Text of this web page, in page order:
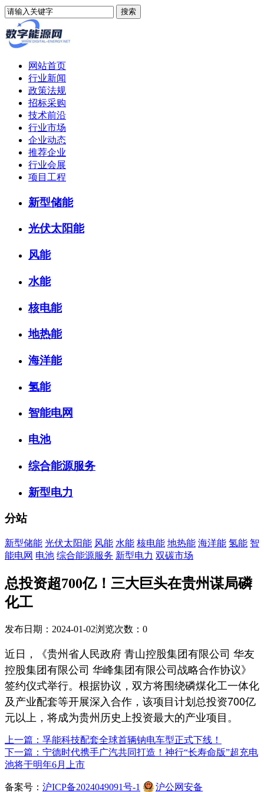
网站首页
行业新闻
政策法规
招标采购
技术前沿
行业市场
企业动态
推荐企业
行业会展
项目工程
新型储能
光伏太阳能
风能
水能
核电能
地热能
海洋能
氢能
智能电网
电池
综合能源服务
新型电力
分站
新型储能 光伏太阳能 风能 水能 核电能 地热能 海洋能 氢能 智
能电网 电池 综合能源服务 新型电力 双碳市场
总投资超700亿！三大巨头在贵州谋局磷
化工
发布日期：2024-01-02浏览次数： 0
近日，《贵州省人民政府 青山控股集团有限公司 华友
控股集团有限公司 华峰集团有限公司战略合作协议》
签约仪式举行。根据协议，双方将围绕磷煤化工一体化
及产业配套等开展深入合作，该项目计划总投资700亿
元以上，将成为贵州历史上投资最大的产业项目。
上一篇：孚能科技配套全球首辆钠电车型正式下线！
下一篇：宁德时代携手广汽共同打造！神行“长寿命版”超充电
池将于明年6月上市
备案号： 沪ICP备2024049091号-1 沪公网安备